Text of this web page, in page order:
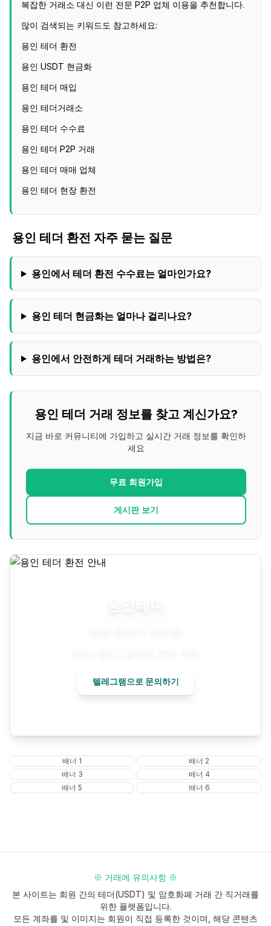
복잡한 거래소 대신 이런 전문 P2P 업체 이용을 추천합니다.
많이 검색되는 키워드도 참고하세요:
용인 테더 환전
용인 USDT 현금화
용인 테더 매입
용인 테더거래소
용인 테더 수수료
용인 테더 P2P 거래
용인 테더 매매 업체
용인 테더 현장 환전
용인 테더 환전 자주 묻는 질문
용인에서 테더 환전 수수료는 얼마인가요?
용인 테더 현금화는 얼마나 걸리나요?
용인에서 안전하게 테더 거래하는 방법은?
용인 테더 거래 정보를 찾고 계신가요?
지금 바로 커뮤니티에 가입하고 실시간 거래 정보를 확인하
세요
무료 회원가입
게시판 보기
텔레그램으로 문의하기
배너 1 배너 2
배너 3 배너 4
배너 5 배너 6
※ 거래에 유의사항 ※
본 사이트는 회원 간의 테더(USDT) 및 암호화폐 거래 간 직거래를
위한 플랫폼입니다.
모든 계좌를 및 이미지는 회원이 직접 등록한 것이며, 해당 콘텐츠